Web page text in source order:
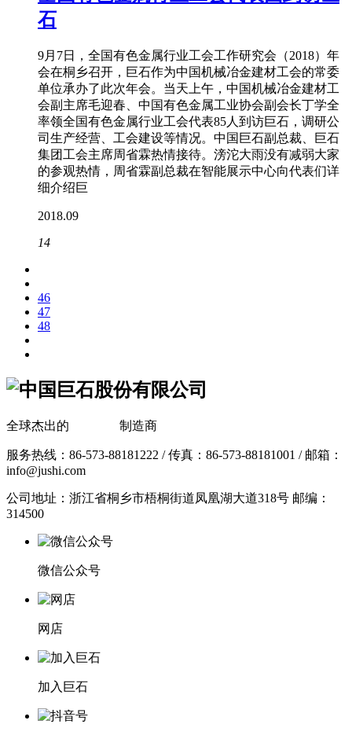
石
9月7日，全国有色金属行业工会工作研究会（2018）年
会在桐乡召开，巨石作为中国机械冶金建材工会的常委
单位承办了此次年会。当天上午，中国机械冶金建材工
会副主席毛迎春、中国有色金属工业协会副会长丁学全
率领全国有色金属行业工会代表85人到访巨石，调研公
司生产经营、工会建设等情况。中国巨石副总裁、巨石
集团工会主席周省霖热情接待。滂沱大雨没有减弱大家
的参观热情，周省霖副总裁在智能展示中心向代表们详
细介绍巨
2018.09
14
46
47
48
全球杰出的 制造商
服务热线：86-573-88181222 / 传真：86-573-88181001 / 邮箱：
info@jushi.com
公司地址：浙江省桐乡市梧桐街道凤凰湖大道318号 邮编：
314500
微信公众号
网店
加入巨石